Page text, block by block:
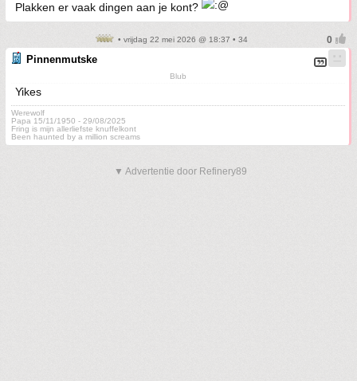
Plakken er vaak dingen aan je kont?
• vrijdag 22 mei 2026 @ 18:37 • 34
Pinnenmutske
Blub
Yikes
Werewolf
Papa 15/11/1950 - 29/08/2025
Fring is mijn allerliefste knuffelkont
Been haunted by a million screams
▼ Advertentie door Refinery89